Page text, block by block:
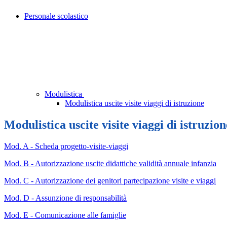
Personale scolastico
Modulistica
Modulistica uscite visite viaggi di istruzione
Modulistica uscite visite viaggi di
Mod. A - Scheda progetto-visite-viaggi
Mod. B - Autorizzazione uscite didattiche validità annuale infanzia
Mod. C - Autorizzazione dei genitori partecipazione visite e viaggi
Mod. D - Assunzione di responsabilità
Mod. E - Comunicazione alle famiglie